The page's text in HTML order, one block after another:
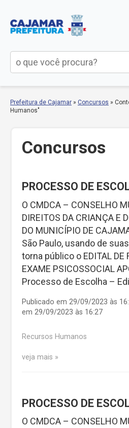
Prefeitura de Cajamar » Concursos »
Humanos"
Concursos
PROCESSO DE
O CMDCA – CONSELHO
DIREITOS DA CRIANÇA E
DO MUNICÍPIO DE
São Paulo, usando de
torna público o EDITAL DE
EXAME PSICOSSOCIAL
Processo de Escolha –
Publicado em 29/09/2023 às
em 29/09/2023 às 16:27
Recursos Humanos
veja mais
PROCESSO DE
O CMDCA – CONSELHO